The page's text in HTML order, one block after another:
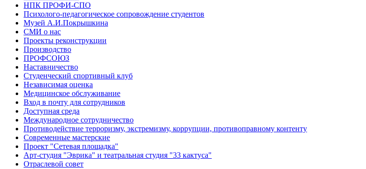
НПК ПРОФИ-СПО
Психолого-педагогическое сопровождение студентов
Музей А.И.Покрышкина
СМИ о нас
Проекты реконструкции
Производство
ПРОФСОЮЗ
Наставничество
Студенческий спортивный клуб
Независимая оценка
Медицинское обслуживание
Вход в почту для сотрудников
Доступная среда
Международное сотрудничество
Противодействие терроризму, экстремизму, коррупции, противоправному контенту
Современные мастерские
Проект "Сетевая площадка"
Арт-студия "Эврика" и театральная студия "33 кактуса"
Отраслевой совет